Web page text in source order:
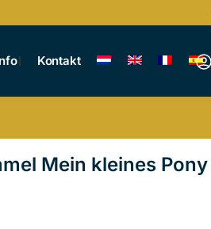
Kontakt
Mein kleines Pony